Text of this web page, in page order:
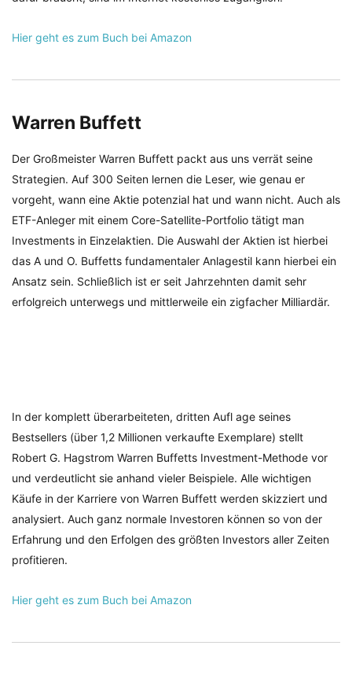
Hier geht es zum Buch bei Amazon
Warren Buffett
Der Großmeister Warren Buffett packt aus uns verrät seine
Strategien. Auf 300 Seiten lernen die Leser, wie genau er
vorgeht, wann eine Aktie potenzial hat und wann nicht. Auch als
ETF-Anleger mit einem Core-Satellite-Portfolio tätigt man
Investments in Einzelaktien. Die Auswahl der Aktien ist hierbei
das A und O. Buffetts fundamentaler Anlagestil kann hierbei ein
Ansatz sein. Schließlich ist er seit Jahrzehnten damit sehr
erfolgreich unterwegs und mittlerweile ein zigfacher Milliardär.
In der komplett überarbeiteten, dritten Aufl age seines
Bestsellers (über 1,2 Millionen verkaufte Exemplare) stellt
Robert G. Hagstrom Warren Buffetts Investment-Methode vor
und verdeutlicht sie anhand vieler Beispiele. Alle wichtigen
Käufe in der Karriere von Warren Buffett werden skizziert und
analysiert. Auch ganz normale Investoren können so von der
Erfahrung und den Erfolgen des größten Investors aller Zeiten
profitieren.
Hier geht es zum Buch bei Amazon